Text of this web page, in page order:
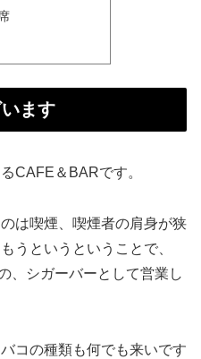
ます
CAFE＆BARです。
は喫煙、喫煙者の肩身が狭
うというということで、
、シガーバーとして営業し
コの種類も何でも来いです